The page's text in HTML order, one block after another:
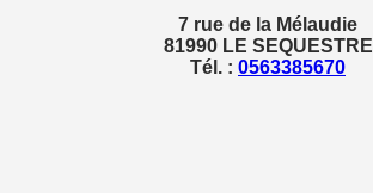
7 rue de la Mélaudie
81990 LE SEQUESTRE
Tél. : 0563385670